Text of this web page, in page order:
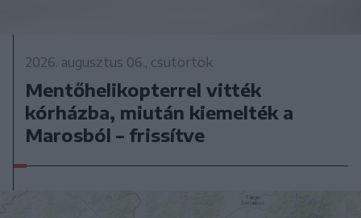
2026. augusztus 06., csütörtök
Mentőhelikopterrel vitték
kórházba, miután kiemelték a
Marosból – frissítve